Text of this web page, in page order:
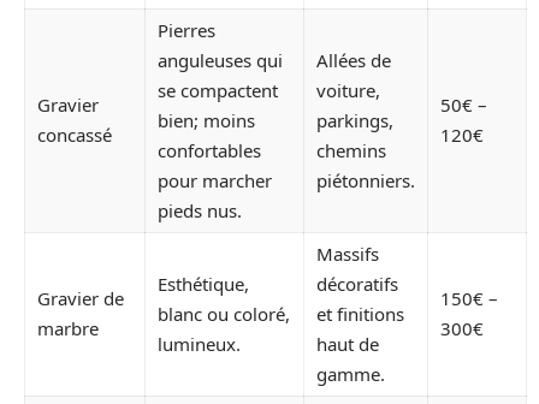
Gravier
concassé
Pierres
anguleuses qui
se compactent
bien; moins
confortables
pour marcher
pieds nus.
Allées de
voiture,
parkings,
chemins
piétonniers.
50€ –
120€
Gravier de
marbre
Esthétique,
blanc ou coloré,
lumineux.
Massifs
décoratifs
et finitions
haut de
gamme.
150€ –
300€